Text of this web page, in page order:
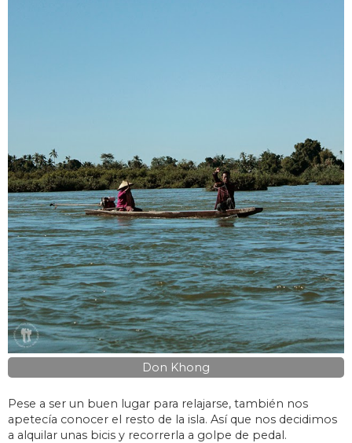
Don Khong
Pese a ser un buen lugar para relajarse, también nos
apetecía conocer el resto de la isla. Así que nos decidimos
a alquilar unas bicis y recorrerla a golpe de pedal.